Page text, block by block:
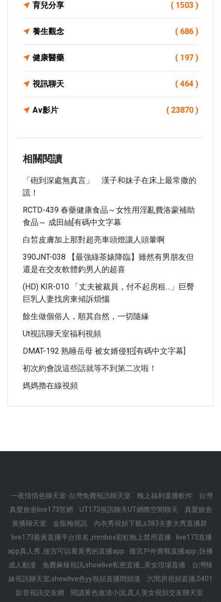
育兒分享 ( 1503 )
養生觀念 ( 686 )
健康醫藥 ( 197 )
視訊聊天 ( 464 )
Av影片 ( 23870 )
相關閱讀
「砲到深處無真言」 漢子和妹子在床上最常撒的
謊！
RCTD-439 春藥健康食品～女性用淫亂費洛蒙補助
食品～ 成田紬[有碼中文字幕
白皙皮膚加上那對超亮車頭燈讓人頭暈啊
390JNT-038 【最強綠茶婊降臨】雖然有男朋友但
還是在交友軟體釣男人的超喜
(HD) KIR-010 「丈夫被裁員，付不起房租…」巨臀
巨乳人妻找房東傾訴煩惱
餘生做個俗人，順其自然，一切隨緣
Ut視訊聊天室福利視頻
DMAT-192 熟睡岳母 被女婿侵犯[有碼中文字幕]
初次約會說這些話就等不到第二次啦！
媽媽擼在線視頻
一夜情情色聊天室-台灣免費視訊聊天室 晚上福利直播軟件
台灣
真愛旅舍live173官網
UT173視訊聊天UT網際空間聊天
真愛旅舍
黃播聊天室
金瓶梅視訊
內衣秀視頻下載,s383夫妻大秀直播群
live173最黃直播平台排名 ,mmbox彩虹晚上禁用直播
live173直播
app真人秀 ,後宮可以看黃秀的直播app
後宮戶外實戰直播app ,快播
成人動漫
免費麻辣視訊,showlive私密直播_美女現場直播
台灣辣
妹視訊聊天室,showlive色yy視頻直播間頻道
六間房視頻直播,0401
影音視訊交友網
閱讀黃色激清小說,真人美女視頻交友聊天室